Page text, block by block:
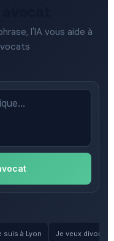
l'IA vous aide à
suis à Lyon Je veux